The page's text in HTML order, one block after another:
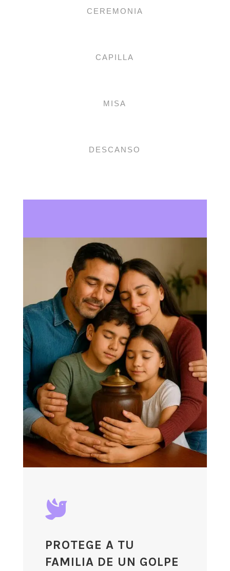
CEREMONIA
CAPILLA
MISA
DESCANSO

PROTEGE A TU
FAMILIA DE UN GOLPE